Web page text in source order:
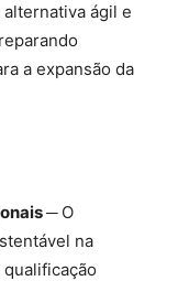
ágil e
a expansão da
─ O
na